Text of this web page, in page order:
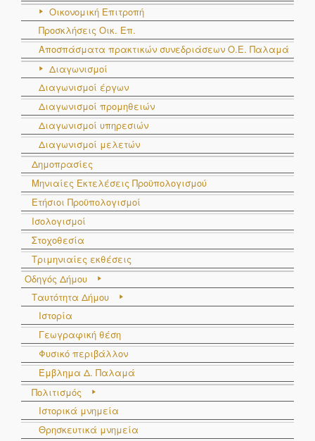
Οικονομική Επιτροπή
Προσκλήσεις Οικ. Επ.
Αποσπάσματα πρακτικών συνεδριάσεων Ο.E. Παλαμά
Διαγωνισμοί
Διαγωνισμοί έργων
Διαγωνισμοί προμηθειών
Διαγωνισμοί υπηρεσιών
Διαγωνισμοί μελετών
Δημοπρασίες
Μηνιαίες Εκτελέσεις Προϋπολογισμού
Ετήσιοι Προϋπολογισμοί
Ισολογισμοί
Στοχοθεσία
Τριμηνιαίες εκθέσεις
Οδηγός Δήμου
Ταυτότητα Δήμου
Ιστορία
Γεωγραφική θέση
Φυσικό περιβάλλον
Έμβλημα Δ. Παλαμά
Πολιτισμός
Ιστορικά μνημεία
Θρησκευτικά μνημεία